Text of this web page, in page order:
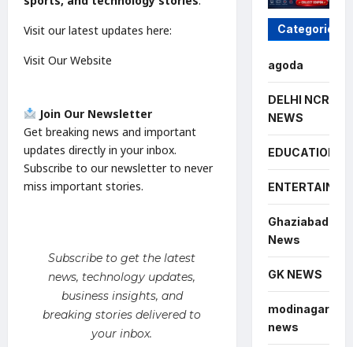
Visit our latest updates here:
Visit Our Website
Join Our Newsletter
Get breaking news and important
updates directly in your inbox.
Subscribe to our newsletter to never
miss important stories.
Subscribe to get the latest
news, technology updates,
business insights, and
breaking stories delivered to
your inbox.
Categories
agoda
DELHI NCR
NEWS
EDUCATION
Ghaziabad
News
GK NEWS
modinagar
news